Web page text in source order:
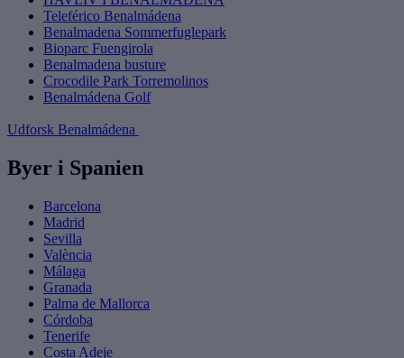
Teleférico Benalmádena
Benalmadena Sommerfuglepark
Bioparc Fuengirola
Benalmadena busture
Crocodile Park Torremolinos
Benalmádena Golf
Udforsk Benalmádena
Byer i Spanien
Barcelona
Madrid
Sevilla
València
Málaga
Granada
Palma de Mallorca
Córdoba
Tenerife
Costa Adeje